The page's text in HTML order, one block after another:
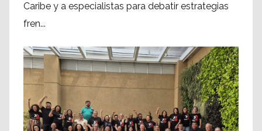
Caribe y a especialistas para debatir estrategias
fren...